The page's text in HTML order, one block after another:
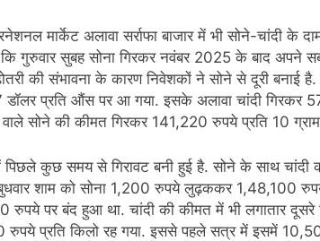
मार्केट अलावा सर्राफा बाजार में भी सोने-चांदी के
क‍ि गुरुवार सुबह सोना ग‍िरकर नवंबर 2025 के बाद अपने
की संभावना के कारण निवेशकों ने सोने से दूरी बनाई
प्रति औंस पर आ गया. इसके अलावा चांदी ग‍िरकर
सोने की कीमत ग‍िरकर 141,220 रुपये प्रत‍ि 10
कुछ समय से ग‍िरावट बनी हुई है. सोने के साथ चांदी
बुधवार शाम को सोना 1,200 रुपये लुढ़ककर 1,48,100
पर बंद हुआ था. चांदी की कीमत में भी लगातार दूसरे
प्रति किलो रह गया. इससे पहले सत्र में इसमें